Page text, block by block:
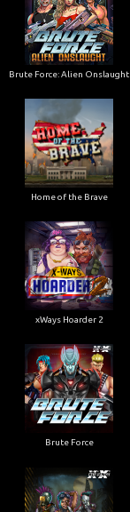
Brute Force: Alien Onslaught
Home of the Brave
xWays Hoarder 2
Brute Force